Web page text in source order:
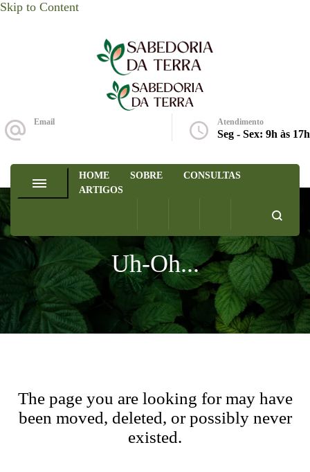
Skip to Content
Sabedoria da Terra
Email Atendimento
Seg - Sex: 9h às 17h
HOME SOBRE
CONSULTAS
ARTIGOS
Uh-Oh...
The page you are looking for may have
been moved, deleted, or possibly never
existed.